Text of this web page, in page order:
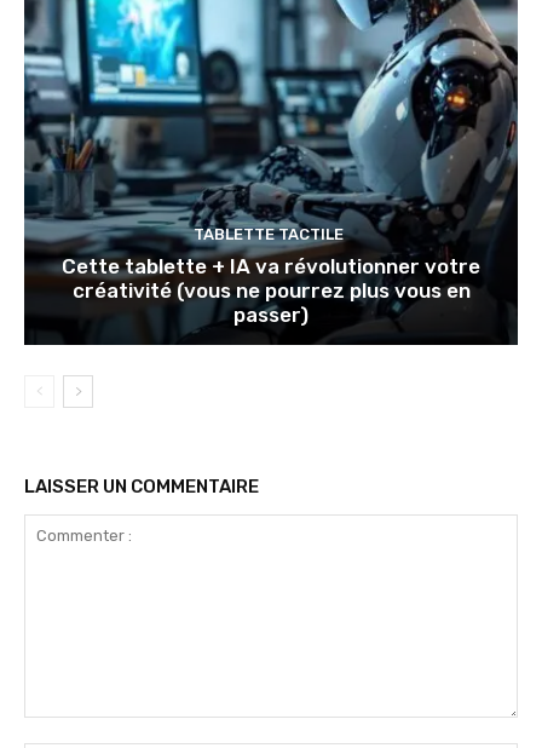
TABLETTE TACTILE
Cette tablette + IA va révolutionner votre
créativité (vous ne pourrez plus vous en
passer)
LAISSER UN COMMENTAIRE